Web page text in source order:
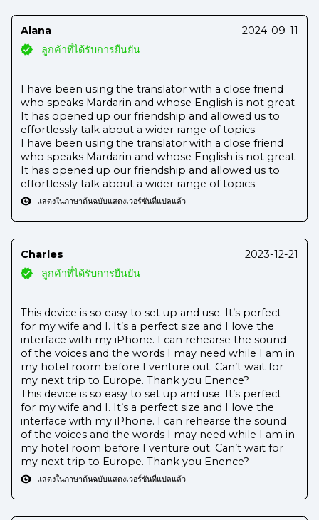
Alana
2024-09-11
ลูกค้าที่ได้รับการยืนยัน
I have been using the translator with a close friend
who speaks Mardarin and whose English is not great.
It has opened up our friendship and allowed us to
effortlessly talk about a wider range of topics.
I have been using the translator with a close friend
who speaks Mardarin and whose English is not great.
It has opened up our friendship and allowed us to
effortlessly talk about a wider range of topics.
แสดงในภาษาต้นฉบับแสดงเวอร์ชันที่แปลแล้ว
Charles
2023-12-21
ลูกค้าที่ได้รับการยืนยัน
This device is so easy to set up and use. It’s perfect
for my wife and I. It’s a perfect size and I love the
interface with my iPhone. I can rehearse the sound
of the voices and the words I may need while I am in
my hotel room before I venture out. Can’t wait for
my next trip to Europe. Thank you Enence?
This device is so easy to set up and use. It’s perfect
for my wife and I. It’s a perfect size and I love the
interface with my iPhone. I can rehearse the sound
of the voices and the words I may need while I am in
my hotel room before I venture out. Can’t wait for
my next trip to Europe. Thank you Enence?
แสดงในภาษาต้นฉบับแสดงเวอร์ชันที่แปลแล้ว